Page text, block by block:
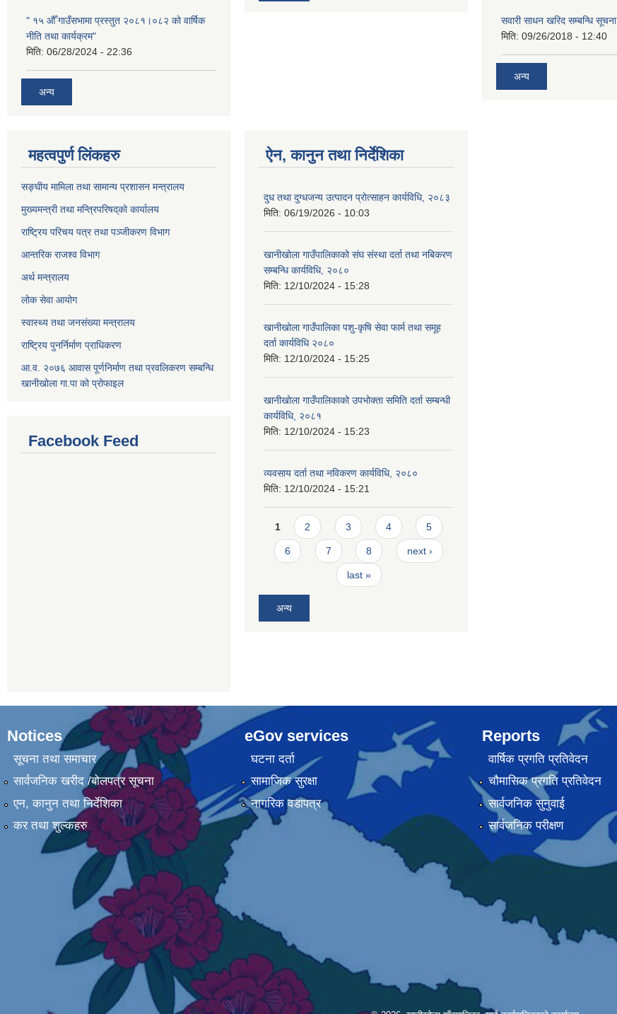
" १५ औँ गाउँसभामा प्रस्तुत २०८१।०८२ को वार्षिक
नीति तथा कार्यक्रम"
मिति: 06/28/2024 - 22:36
अन्य
सवारी साधन खरिद सम्बन्धि सूचना
मिति: 09/26/2018 - 12:40
अन्य
महत्वपुर्ण लिंकहरु
सङ्घीय मामिला तथा सामान्य प्रशासन मन्त्रालय
मुख्यमन्त्री तथा मन्त्रिपरिषद्‌को कार्यालय
राष्ट्रिय परिचय पत्र तथा पञ्जीकरण विभाग
आन्तरिक राजश्व विभाग
अर्थ मन्त्रालय
लोक सेवा आयोग
स्वास्थ्य तथा जनसंख्या मन्त्रालय
राष्ट्रिय पुनर्निर्माण प्राधिकरण
आ.व. २०७६ आवास पूर्णनिर्माण तथा प्रवलिकरण सम्बन्धि
खानीखोला गा.पा को प्रोफाइल
Facebook Feed
ऐन, कानुन तथा निर्देशिका
दुध तथा दुग्धजन्य उत्पादन प्रोत्साहन कार्यविधि, २०८३
मिति: 06/19/2026 - 10:03
खानीखोला गाउँपालिकाको संघ संस्था दर्ता तथा नबिकरण
सम्बन्धि कार्यविधि, २०८०
मिति: 12/10/2024 - 15:28
खानीखोला गाउँपालिका पशु-कृषि सेवा फार्म तथा समूह
दर्ता कार्यविधि २०८०
मिति: 12/10/2024 - 15:25
खानीखोला गाउँपालिकाको उपभोक्ता समिति दर्ता सम्बन्धी
कार्यविधि, २०८१
मिति: 12/10/2024 - 15:23
व्यवसाय दर्ता तथा नविकरण कार्यविधि, २०८०
मिति: 12/10/2024 - 15:21
Pages
1 2 3 4 5
6 7 8 next ›
last »
अन्य
Notices
सूचना तथा समाचार
सार्वजनिक खरीद /बोलपत्र सूचना
एन, कानुन तथा निर्देशिका
कर तथा शुल्कहरु
eGov services
घटना दर्ता
सामाजिक सुरक्षा
नागरिक वडापत्र
Reports
वार्षिक प्रगति प्रतिवेदन
चौमासिक प्रगति प्रतिवेदन
सार्वजनिक सुनुवाई
सार्वजनिक परीक्षण